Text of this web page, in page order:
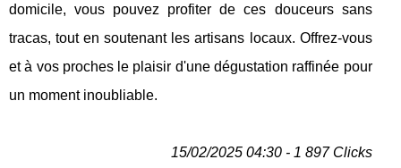
domicile, vous pouvez profiter de ces douceurs sans
tracas, tout en soutenant les artisans locaux. Offrez-vous
et à vos proches le plaisir d'une dégustation raffinée pour
un moment inoubliable.
15/02/2025 04:30 - 1 897 Clicks